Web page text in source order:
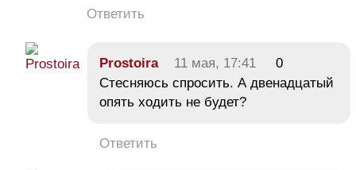
Ответить
Prostoira 11 мая, 17:41
0
Стесняюсь спросить. А двенадцатый
опять ходить не будет?
Ответить